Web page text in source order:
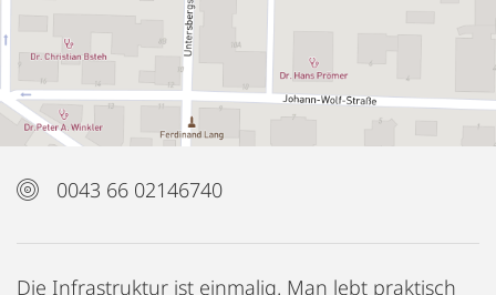
0043 66 02146740
Die Infrastruktur ist einmalig. Man lebt praktisch